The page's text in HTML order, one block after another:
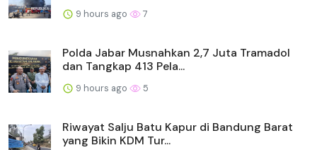
9 hours ago 7
Polda Jabar Musnahkan 2,7 Juta Tramadol
dan Tangkap 413 Pela...
9 hours ago 5
Riwayat Salju Batu Kapur di Bandung Barat
yang Bikin KDM Tur...